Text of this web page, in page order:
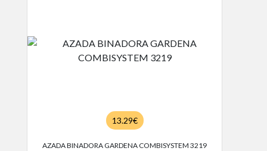
13.29€
AZADA BINADORA GARDENA COMBISYSTEM 3219